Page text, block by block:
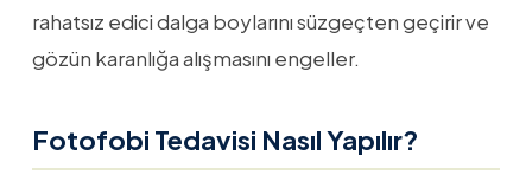
rahatsız edici dalga boylarını süzgeçten geçirir ve
gözün karanlığa alışmasını engeller.
Fotofobi Tedavisi Nasıl Yapılır?